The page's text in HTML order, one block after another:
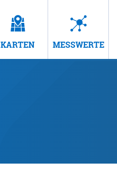
KARTEN MESSWERTE